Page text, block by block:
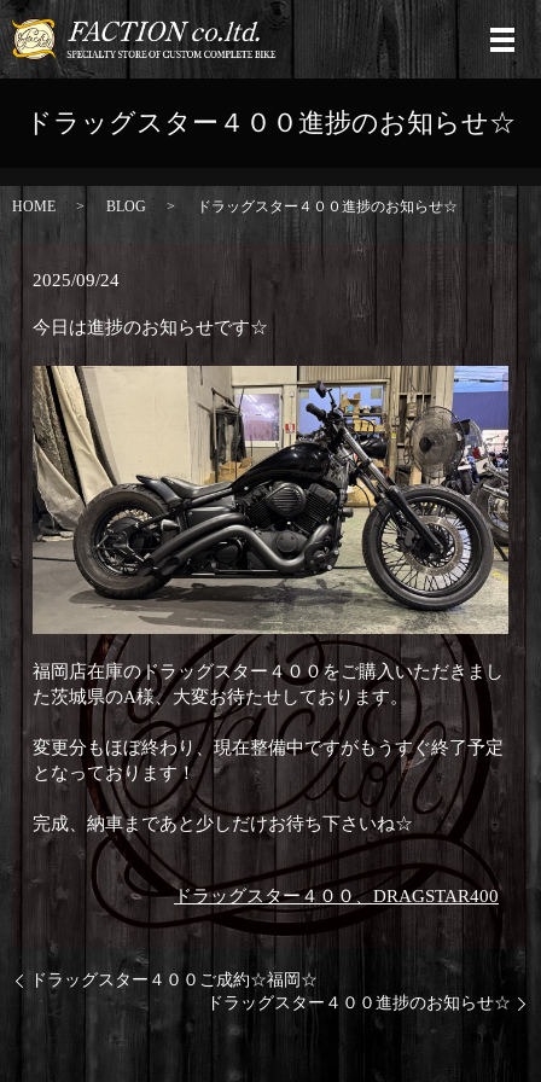
ドラッグスター４００進捗のお知らせ☆
HOME BLOG ドラッグスター４００進捗のお知らせ☆
2025/09/24
今日は進捗のお知らせです☆
福岡店在庫のドラッグスター４００をご購入いただきまし
た茨城県のA様、大変お待たせしております。
変更分もほぼ終わり、現在整備中ですがもうすぐ終了予定
となっております！
完成、納車まであと少しだけお待ち下さいね☆
ドラッグスター４００、DRAGSTAR400
ドラッグスター４００ご成約☆福岡☆
ドラッグスター４００進捗のお知らせ☆